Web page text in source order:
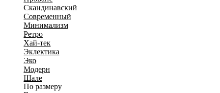
Скандинавский
Современный
Минимализм
Ретро
Хай-тек
Эклектика
Эко
Модерн
Шале
По размеру